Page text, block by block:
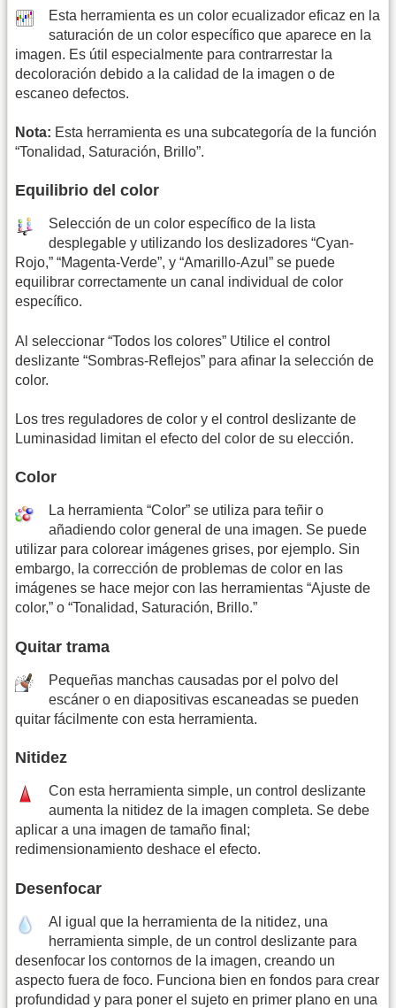
Esta herramienta es un color ecualizador eficaz en la
saturación de un color específico que aparece en la
imagen. Es útil especialmente para contrarrestar la
decoloración debido a la calidad de la imagen o de
escaneo defectos.
Nota: Esta herramienta es una subcategoría de la función
“Tonalidad, Saturación, Brillo”.
Equilibrio del color
Selección de un color específico de la lista
desplegable y utilizando los deslizadores “Cyan-
Rojo,” “Magenta-Verde”, y “Amarillo-Azul” se puede
equilibrar correctamente un canal individual de color
específico.
Al seleccionar “Todos los colores” Utilice el control
deslizante “Sombras-Reflejos” para afinar la selección de
color.
Los tres reguladores de color y el control deslizante de
Luminasidad limitan el efecto del color de su elección.
Color
La herramienta “Color” se utiliza para teñir o
añadiendo color general de una imagen. Se puede
utilizar para colorear imágenes grises, por ejemplo. Sin
embargo, la corrección de problemas de color en las
imágenes se hace mejor con las herramientas “Ajuste de
color,” o “Tonalidad, Saturación, Brillo.”
Quitar trama
Pequeñas manchas causadas por el polvo del
escáner o en diapositivas escaneadas se pueden
quitar fácilmente con esta herramienta.
Nitidez
Con esta herramienta simple, un control deslizante
aumenta la nitidez de la imagen completa. Se debe
aplicar a una imagen de tamaño final;
redimensionamiento deshace el efecto.
Desenfocar
Al igual que la herramienta de la nitidez, una
herramienta simple, de un control deslizante para
desenfocar los contornos de la imagen, creando un
aspecto fuera de foco. Funciona bien en fondos para crear
profundidad y para poner el sujeto en primer plano en una